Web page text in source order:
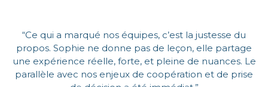
“Ce qui a marqué nos équipes, c’est la justesse du
propos. Sophie ne donne pas de leçon, elle partage
une expérience réelle, forte, et pleine de nuances. Le
parallèle avec nos enjeux de coopération et de prise